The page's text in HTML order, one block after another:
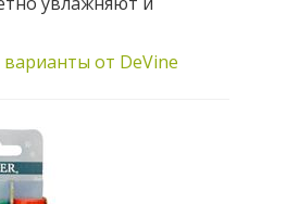
варианты от DeVine